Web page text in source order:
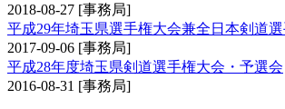
2018-08-27 [事務局]
平成29年埼玉県選手権大会兼全日本剣道
2017-09-06 [事務局]
平成28年度埼玉県剣道選手権大会・予選会
2016-08-31 [事務局]